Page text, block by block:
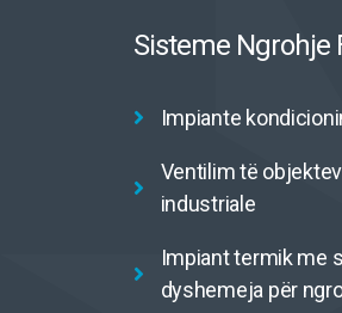
Sisteme Ngrohje
Impiante
Ventilim të
industriale
Impiant termik me
dyshemeja për